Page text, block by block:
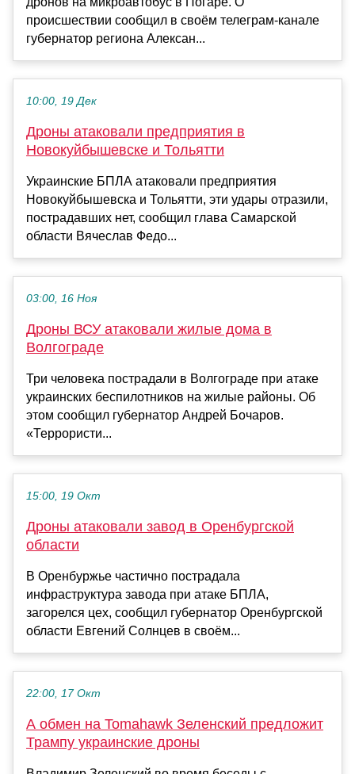
происшествии сообщил в своём телеграм-канале
губернатор региона Алексан...
10:00, 19 Дек
Дроны атаковали предприятия в
Новокуйбышевске и Тольятти
Украинские БПЛА атаковали предприятия
Новокуйбышевска и Тольятти, эти удары отразили,
пострадавших нет, сообщил глава Самарской
области Вячеслав Федо...
03:00, 16 Ноя
Дроны ВСУ атаковали жилые дома в
Волгограде
Три человека пострадали в Волгограде при атаке
украинских беспилотников на жилые районы. Об
этом сообщил губернатор Андрей Бочаров.
«Террористи...
15:00, 19 Окт
Дроны атаковали завод в Оренбургской
области
В Оренбуржье частично пострадала
инфраструктура завода при атаке БПЛА,
загорелся цех, сообщил губернатор Оренбургской
области Евгений Солнцев в своём...
22:00, 17 Окт
А обмен на Tomahawk Зеленский предложит
Трампу украинские дроны